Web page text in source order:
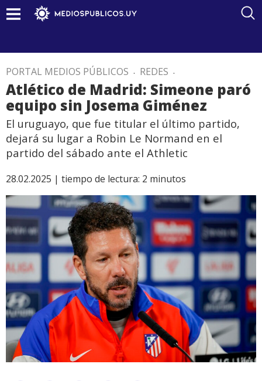
PORTAL MEDIOS PÚBLICOS . REDES .
Atlético de Madrid: Simeone paró
equipo sin Josema Giménez
El uruguayo, que fue titular el último partido,
dejará su lugar a Robin Le Normand en el
partido del sábado ante el Athletic
28.02.2025 | tiempo de lectura: 2 minutos